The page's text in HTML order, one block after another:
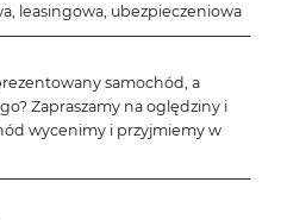
leasingowa, ubezpieczeniowa
samochód, a
Zapraszamy na oględziny i
wycenimy i przyjmiemy w